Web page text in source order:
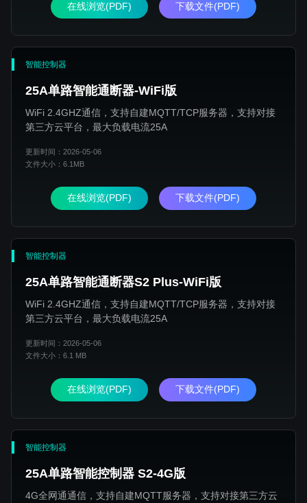
在线浏览(PDF) 下载文件(PDF)
智能控制器
25A单路智能通断器-WiFi版
WiFi 2.4GHZ通信，支持自建MQTT/TCP服务器，支持对接
第三方云平台，最大负载电流25A
更新时间：2026-05-06
文件大小：6.1MB
在线浏览(PDF) 下载文件(PDF)
智能控制器
25A单路智能通断器S2 Plus-WiFi版
WiFi 2.4GHZ通信，支持自建MQTT/TCP服务器，支持对接
第三方云平台，最大负载电流25A
更新时间：2026-05-06
文件大小：6.1 MB
在线浏览(PDF) 下载文件(PDF)
智能控制器
25A单路智能控制器 S2-4G版
4G全网通通信，支持自建MQTT服务器，支持对接第三方云